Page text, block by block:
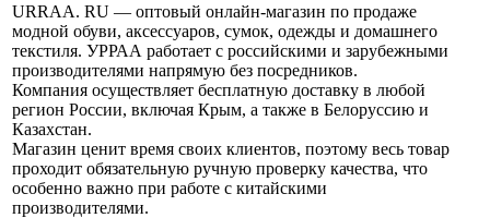
URRAA. RU — оптовый онлайн-магазин по продаже
модной обуви, аксессуаров, сумок, одежды и домашнего
текстиля. УРРАА работает с российскими и зарубежными
производителями напрямую без посредников.
Компания осуществляет бесплатную доставку в любой
регион России, включая Крым, а также в Белоруссию и
Казахстан.
Магазин ценит время своих клиентов, поэтому весь товар
проходит обязательную ручную проверку качества, что
особенно важно при работе с китайскими
производителями.